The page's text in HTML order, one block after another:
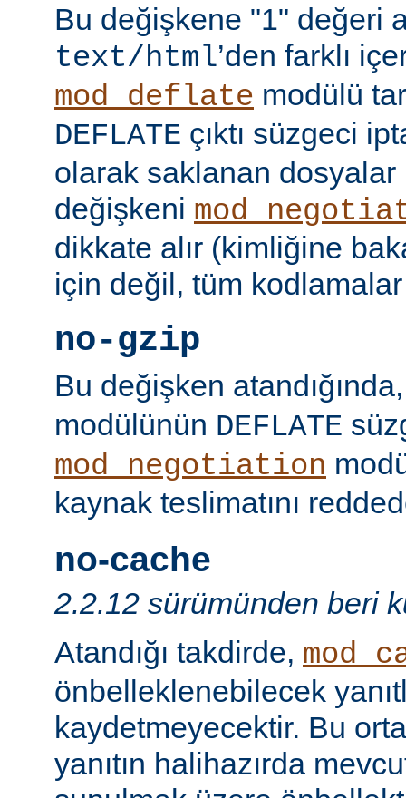
Bu değişkene "1" değeri
text/html’den farklı
mod_deflate modülü
DEFLATE çıktı süzgeci
olarak saklanan dosyalar
değişkeni
dikkate alır (kimliğine
için değil, tüm
no-gzip
Bu değişken
modülünün DEFLATE
mod_negotiation
kaynak teslimatını
no-cache
2.2.12 sürümünden beri
Atandığı takdirde,
önbelleklenebilecek
kaydetmeyecektir. Bu
yanıtın halihazırda